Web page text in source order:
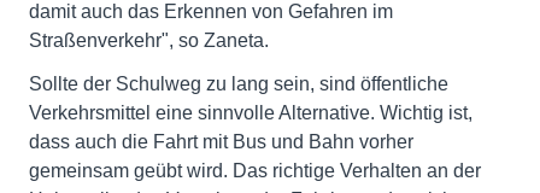
damit auch das Erkennen von Gefahren im
Straßenverkehr", so Zaneta.
Sollte der Schulweg zu lang sein, sind öffentliche
Verkehrsmittel eine sinnvolle Alternative. Wichtig ist,
dass auch die Fahrt mit Bus und Bahn vorher
gemeinsam geübt wird. Das richtige Verhalten an der